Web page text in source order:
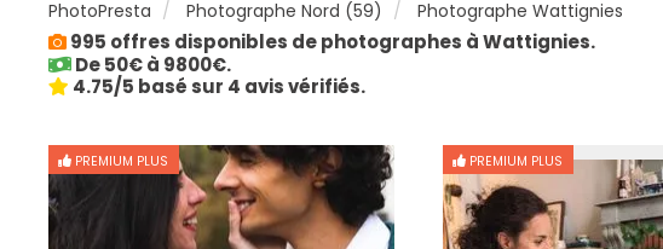
PhotoPresta Photographe Nord (59) Photographe Wattignies
995 offres disponibles de photographes à Wattignies.
De 50€ à 9800€.
4.75/5 basé sur 4 avis vérifiés.
PREMIUM PLUS PREMIUM PLUS